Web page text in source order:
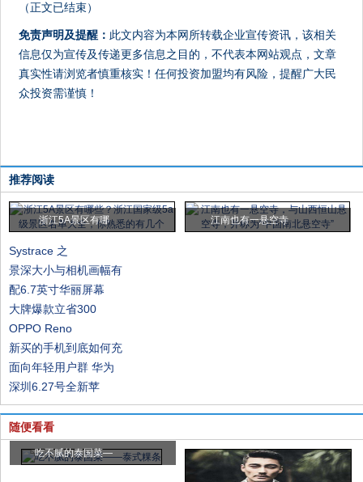
（正文已结束）
免责声明及提醒： 此文内容为本网所转载企业宣传资讯，该相关
信息仅为宣传及传递更多信息之目的，不代表本网站观点，文章
真实性请浏览者慎重核实！任何投资加盟均有风险，提醒广大民
众投资需谨慎！
推荐阅读
浙江5A景区有哪 江南也有一悬空寺
Systrace 之
景深大小与相机画幅有
配6.7英寸华丽屏幕
大牌爆款立省300
OPPO Reno
新买的手机到底如何充
面向年轻用户群 华为
深圳6.27号全新苹
随便看看
吃不腻的泰国菜—